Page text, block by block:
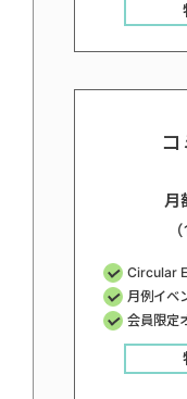
月
Circular
月例イベ
会員限定